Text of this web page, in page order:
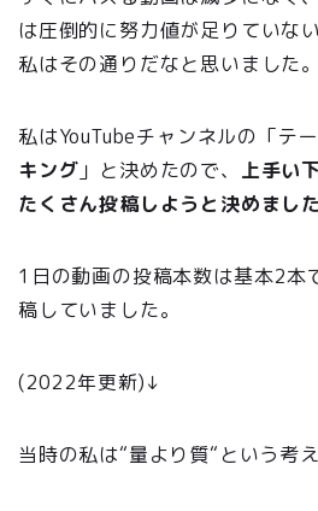
は圧倒的に努力値が足りていな
私はその通りだなと思いました。
私はYouTubeチャンネルの「テ
キング 」と決めたので、 上手い
たくさん投稿しようと決めました
1日の動画の投稿本数は基本2本
稿していました。
(2022年更新)↓
当時の私は“量より質“という考